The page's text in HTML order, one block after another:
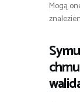
Mogą